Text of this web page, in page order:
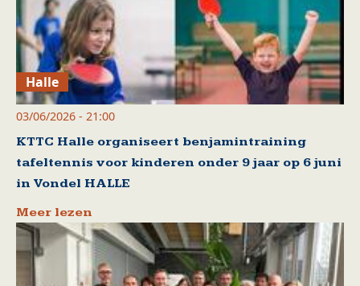
Halle
03/06/2026 - 21:00
KTTC Halle organiseert benjamintraining
tafeltennis voor kinderen onder 9 jaar op 6 juni
in Vondel HALLE
Meer lezen